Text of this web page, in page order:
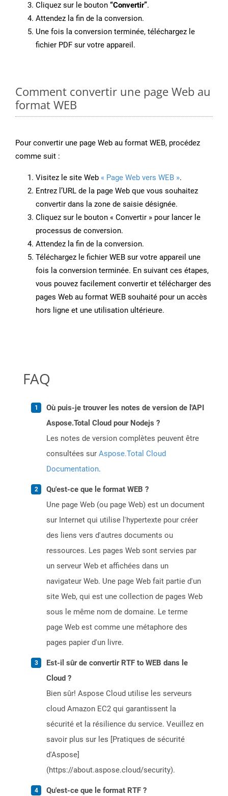
Cliquez sur le bouton “Convertir”.
Attendez la fin de la conversion.
Une fois la conversion terminée, téléchargez le
fichier PDF sur votre appareil.
Comment convertir une page Web au
format WEB
Pour convertir une page Web au format WEB, procédez
comme suit :
Visitez le site Web « Page Web vers WEB ».
Entrez l’URL de la page Web que vous souhaitez
convertir dans la zone de saisie désignée.
Cliquez sur le bouton « Convertir » pour lancer le
processus de conversion.
Attendez la fin de la conversion.
Téléchargez le fichier WEB sur votre appareil une
fois la conversion terminée. En suivant ces étapes,
vous pouvez facilement convertir et télécharger des
pages Web au format WEB souhaité pour un accès
hors ligne et une utilisation ultérieure.
FAQ
Où puis-je trouver les notes de version de l'API
Aspose.Total Cloud pour Nodejs ?
Les notes de version complètes peuvent être
consultées sur Aspose.Total Cloud
Documentation.
Qu'est-ce que le format WEB ?
Une page Web (ou page Web) est un document
sur Internet qui utilise l'hypertexte pour créer
des liens vers d'autres documents ou
ressources. Les pages Web sont servies par
un serveur Web et affichées dans un
navigateur Web. Une page Web fait partie d'un
site Web, qui est une collection de pages Web
sous le même nom de domaine. Le terme
page Web est comme une métaphore des
pages papier d'un livre.
Est-il sûr de convertir RTF to WEB dans le
Cloud ?
Bien sûr! Aspose Cloud utilise les serveurs
cloud Amazon EC2 qui garantissent la
sécurité et la résilience du service. Veuillez en
savoir plus sur les [Pratiques de sécurité
d'Aspose]
(https://about.aspose.cloud/security).
Qu'est-ce que le format RTF ?